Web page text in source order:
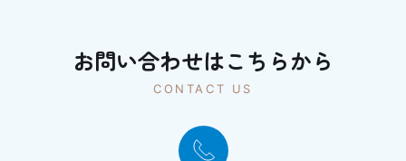
お問い合わせはこちらから
CONTACT US